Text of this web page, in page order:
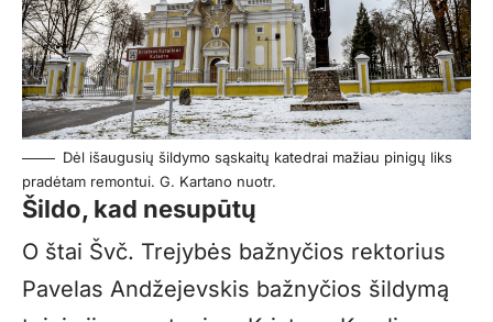
Dėl išaugusių šildymo sąskaitų katedrai mažiau pinigų liks
pradėtam remontui. G. Kartano nuotr.
Šildo, kad nesupūtų
O štai Švč. Trejybės bažnyčios rektorius
Pavelas Andžejevskis bažnyčios šildymą